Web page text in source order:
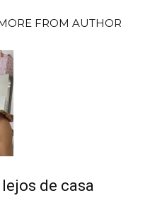
FROM AUTHOR
de casa